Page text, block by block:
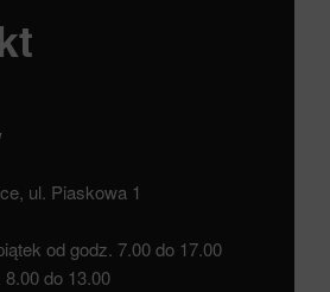
ul. Piaskowa 1
od godz. 7.00 do 17.00
do 13.00